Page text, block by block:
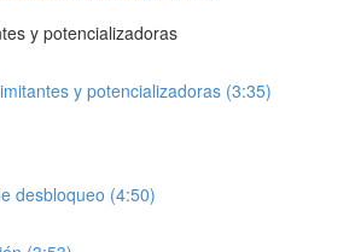
y potencializadoras
y potencializadoras (3:35)
desbloqueo (4:50)